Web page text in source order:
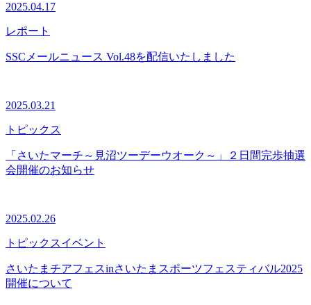
2025.04.17
レポート
SSCメールニュース Vol.48を配信いたしました
2025.03.21
トピックス
「さいたマーチ～見沼ツーデーウオーク～」２日間完歩抽選
会開催のお知らせ
2025.02.26
トピックスイベント
さいたまチアフェスinさいたまスポーツフェスティバル2025
開催について